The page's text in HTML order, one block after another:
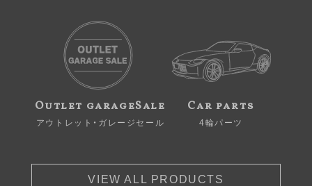
Outlet garageSale
アウトレット・ガレージセール
Car parts
4輪パーツ
VIEW ALL PRODUCTS